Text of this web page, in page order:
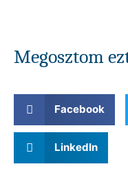
Megosztom
Facebook
LinkedIn